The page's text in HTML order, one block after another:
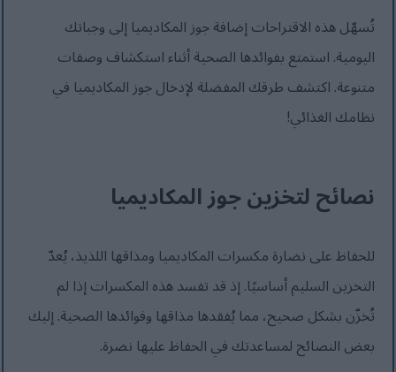
تُسهّل هذه الاقتراحات إضافة جوز المكاديميا إلى وجباتك
اليومية. استمتع بفوائدها الصحية أثناء استكشاف وصفات
متنوعة. اكتشف طرقك المفضلة لإدخال جوز المكاديميا في
نظامك الغذائي!
نصائح لتخزين جوز المكاديميا
للحفاظ على نضارة مكسرات المكاديميا ومذاقها اللذيذ، يُعدّ
التخزين السليم أساسيًا. إذ قد تفسد هذه المكسرات إذا لم
تُخزّن بشكل صحيح، مما يُفقدها مذاقها وفوائدها الصحية. إليك
بعض النصائح لمساعدتك في الحفاظ عليها نضرة.